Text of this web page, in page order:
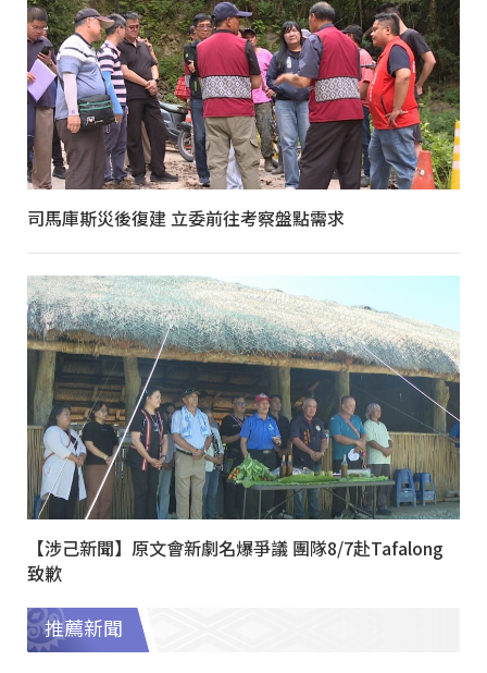
司馬庫斯災後復建 立委前往考察盤點需求
【涉己新聞】原文會新劇名爆爭議 團隊8/7赴Tafalong
致歉
推薦新聞